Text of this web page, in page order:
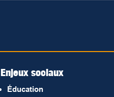
Enjeux sociaux
Éducation